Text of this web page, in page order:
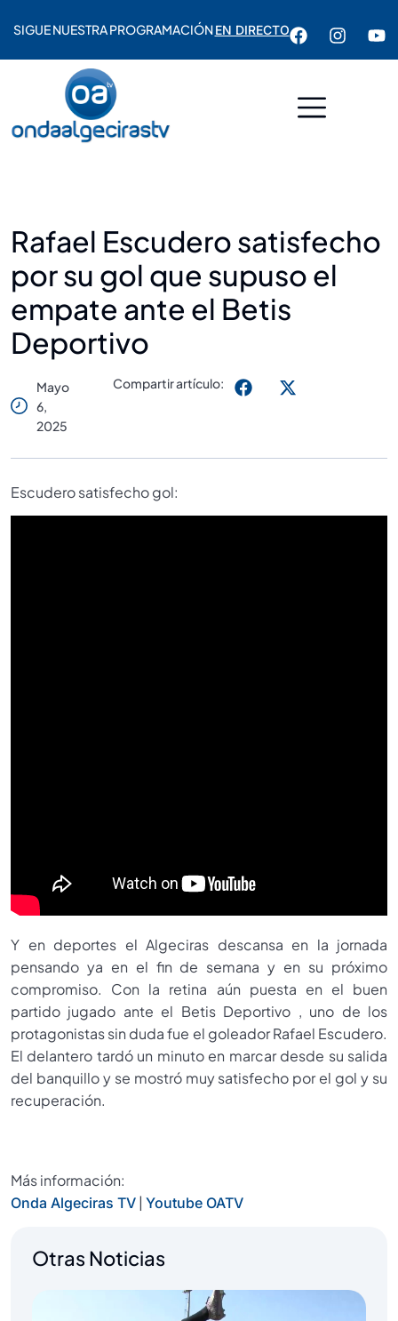
SIGUE NUESTRA PROGRAMACIÓNEN DIRECTO
Rafael Escudero satisfecho
por su gol que supuso el
empate ante el Betis
Deportivo
Mayo
6,
2025
Compartir artículo:
Escudero satisfecho gol:
Y en deportes el Algeciras descansa en la jornada
pensando ya en el fin de semana y en su próximo
compromiso. Con la retina aún puesta en el buen
partido jugado ante el Betis Deportivo , uno de los
protagonistas sin duda fue el goleador Rafael Escudero.
El delantero tardó un minuto en marcar desde su salida
del banquillo y se mostró muy satisfecho por el gol y su
recuperación.
Más información:
Onda Algeciras TV | Youtube OATV
Otras Noticias